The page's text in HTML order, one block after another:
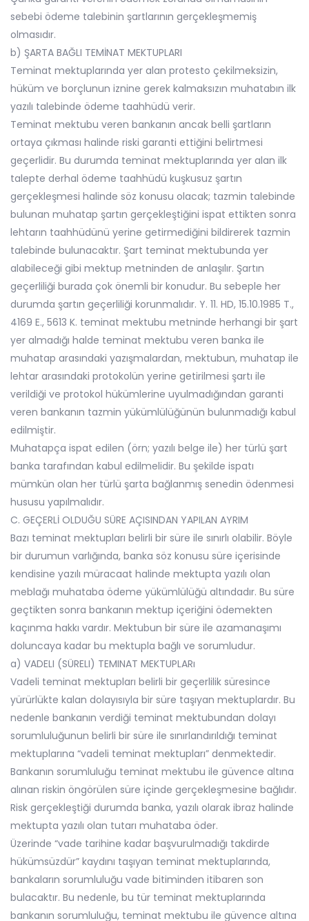
sebebi ödeme talebinin şartlarının gerçekleşmemiş
olmasıdır.
b) ŞARTA BAĞLI TEMİNAT MEKTUPLARI
Teminat mektuplarında yer alan protesto çekilmeksizin,
hüküm ve borçlunun iznine gerek kalmaksızın muhatabın ilk
yazılı talebinde ödeme taahhüdü verir.
Teminat mektubu veren bankanın ancak belli şartların
ortaya çıkması halinde riski garanti ettiğini belirtmesi
geçerlidir. Bu durumda teminat mektuplarında yer alan ilk
talepte derhal ödeme taahhüdü kuşkusuz şartın
gerçekleşmesi halinde söz konusu olacak; tazmin talebinde
bulunan muhatap şartın gerçekleştiğini ispat ettikten sonra
lehtarın taahhüdünü yerine getirmediğini bildirerek tazmin
talebinde bulunacaktır. Şart teminat mektubunda yer
alabileceği gibi mektup metninden de anlaşılır. Şartın
geçerliliği burada çok önemli bir konudur. Bu sebeple her
durumda şartın geçerliliği korunmalıdır. Y. 11. HD, 15.10.1985 T.,
4169 E., 5613 K. teminat mektubu metninde herhangi bir şart
yer almadığı halde teminat mektubu veren banka ile
muhatap arasındaki yazışmalardan, mektubun, muhatap ile
lehtar arasındaki protokolün yerine getirilmesi şartı ile
verildiği ve protokol hükümlerine uyulmadığından garanti
veren bankanın tazmin yükümlülüğünün bulunmadığı kabul
edilmiştir.
Muhatapça ispat edilen (örn; yazılı belge ile) her türlü şart
banka tarafından kabul edilmelidir. Bu şekilde ispatı
mümkün olan her türlü şarta bağlanmış senedin ödenmesi
hususu yapılmalıdır.
C. GEÇERLİ OLDUĞU SÜRE AÇISINDAN YAPILAN AYRIM
Bazı teminat mektupları belirli bir süre ile sınırlı olabilir. Böyle
bir durumun varlığında, banka söz konusu süre içerisinde
kendisine yazılı müracaat halinde mektupta yazılı olan
meblağı muhataba ödeme yükümlülüğü altındadır. Bu süre
geçtikten sonra bankanın mektup içeriğini ödemekten
kaçınma hakkı vardır. Mektubun bir süre ile azamanaşımı
doluncaya kadar bu mektupla bağlı ve sorumludur.
a) VADELI (SÜRELI) TEMINAT MEKTUPLARı
Vadeli teminat mektupları belirli bir geçerlilik süresince
yürürlükte kalan dolayısıyla bir süre taşıyan mektuplardır. Bu
nedenle bankanın verdiği teminat mektubundan dolayı
sorumluluğunun belirli bir süre ile sınırlandırıldığı teminat
mektuplarına “vadeli teminat mektupları” denmektedir.
Bankanın sorumluluğu teminat mektubu ile güvence altına
alınan riskin öngörülen süre içinde gerçekleşmesine bağlıdır.
Risk gerçekleştiği durumda banka, yazılı olarak ibraz halinde
mektupta yazılı olan tutarı muhataba öder.
Üzerinde “vade tarihine kadar başvurulmadığı takdirde
hükümsüzdür” kaydını taşıyan teminat mektuplarında,
bankaların sorumluluğu vade bitiminden itibaren son
bulacaktır. Bu nedenle, bu tür teminat mektuplarında
bankanın sorumluluğu, teminat mektubu ile güvence altına